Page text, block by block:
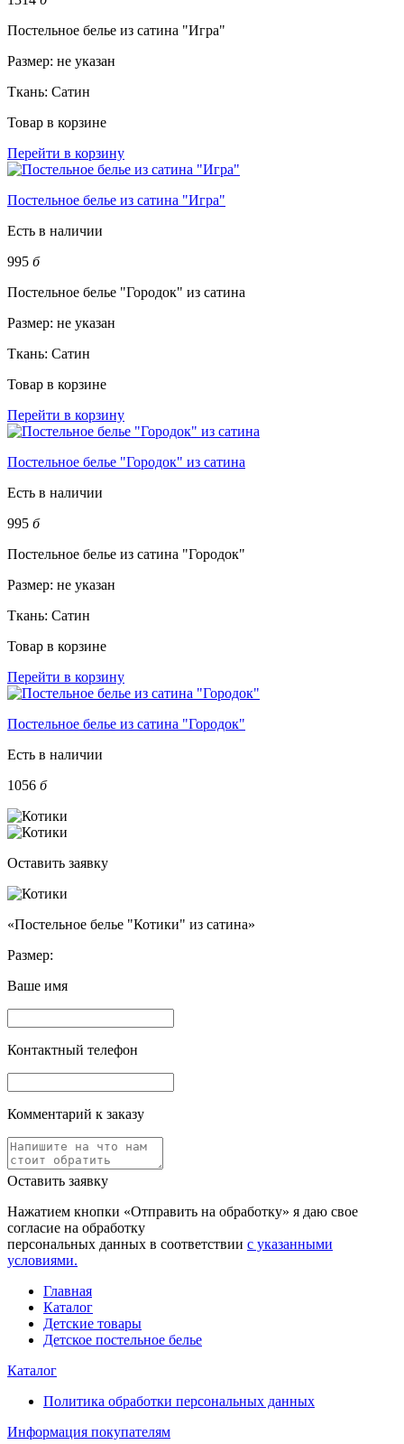
Постельное белье из сатина "Игра"
Размер: не указан
Ткань: Сатин
Товар в корзине
Перейти в корзину
Постельное белье из сатина "Игра"
Есть в наличии
995 б
Постельное белье "Городок" из сатина
Размер: не указан
Ткань: Сатин
Товар в корзине
Перейти в корзину
Постельное белье "Городок" из сатина
Есть в наличии
995 б
Постельное белье из сатина "Городок"
Размер: не указан
Ткань: Сатин
Товар в корзине
Перейти в корзину
Постельное белье из сатина "Городок"
Есть в наличии
1056 б
Оставить заявку
«Постельное белье "Котики" из сатина»
Размер:
Ваше имя
Контактный телефон
Комментарий к заказу
Оставить заявку
Нажатием кнопки «Отправить на обработку» я даю свое
согласие на обработку
персональных данных в соответствии с указанными
условиями.
Главная
Каталог
Детские товары
Детское постельное белье
Каталог
Политика обработки персональных данных
Информация покупателям